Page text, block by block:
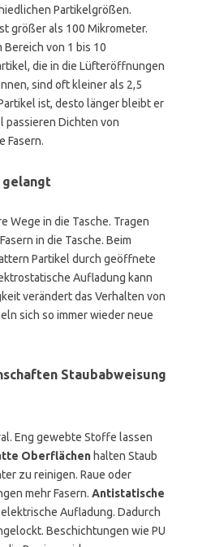
Partikelgrößen.
größer als 100 Mikrometer.
Bereich von 1 bis 10
die in die Lüfteröffnungen
sind oft kleiner als 2,5
ist, desto länger bleibt er
passieren Dichten von
Fasern.
gelangt
Wege in die Tasche. Tragen
in die Tasche. Beim
Partikel durch geöffnete
Aufladung kann
verändert das Verhalten von
sich so immer wieder neue
Staubabweisung
Eng gewebte Stoffe lassen
Oberflächen halten Staub
zu reinigen. Raue oder
mehr Fasern. Antistatische
Aufladung. Dadurch
Beschichtungen wie PU